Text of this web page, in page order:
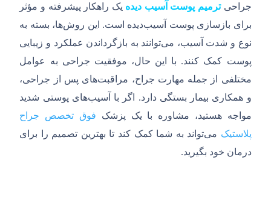
جراحیترمیم پوست آسیب دیده یک راهکار پیشرفته و مؤثر
برای بازسازی پوست آسیب‌دیده است. این روش‌ها، بسته به
نوع و شدت آسیب، می‌توانند به بازگرداندن عملکرد و زیبایی
پوست کمک کنند. با این حال، موفقیت جراحی به عوامل
مختلفی از جمله مهارت جراح، مراقبت‌های پس از جراحی،
و همکاری بیمار بستگی دارد. اگر با آسیب‌های پوستی شدید
مواجه هستید، مشاوره با یک پزشک فوق تخصص جراح
پلاستیک می‌تواند به شما کمک کند تا بهترین تصمیم را برای
درمان خود بگیرید.